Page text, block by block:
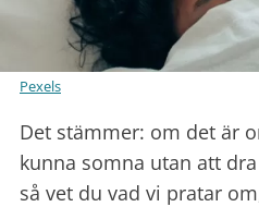
Pexels
Det stämmer: om det är
kunna somna utan att
så vet du vad vi pratar